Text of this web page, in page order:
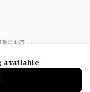
のお店
available
する